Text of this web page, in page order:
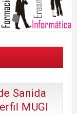
Sanida
MUGI